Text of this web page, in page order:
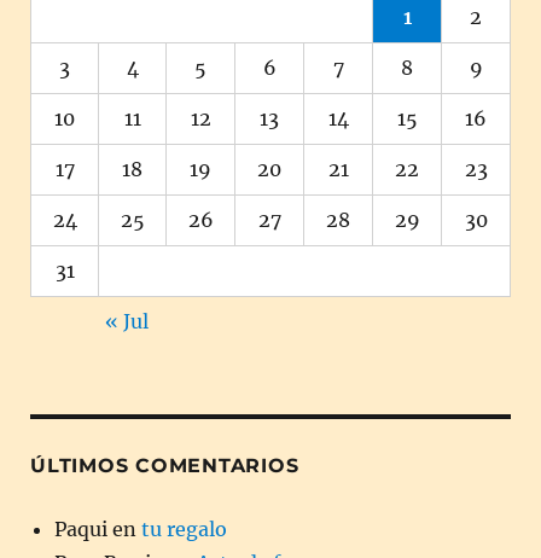
1 2
3 4 5 6 7 8 9
10 11 12 13 14 15 16
17 18 19 20 21 22 23
24 25 26 27 28 29 30
31
« Jul
ÚLTIMOS COMENTARIOS
Paqui en tu regalo